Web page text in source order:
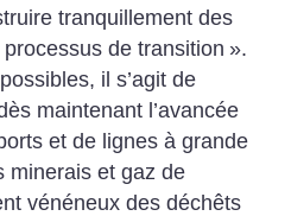
tranquillement des
processus de transition ».
il s’agit de
maintenant l’avancée
et de lignes à grande
minerais et gaz de
vénéneux des déchêts